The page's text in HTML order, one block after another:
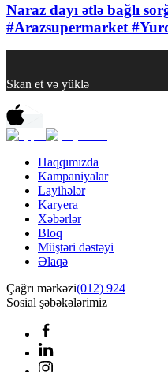
Naraz dayı ətlə bağlı
#Arazsupermarket
Skan et və yüklə
Haqqımızda
Kampaniyalar
Layihələr
Karyera
Xəbərlər
Bloq
Müştəri dəstəyi
Əlaqə
Çağrı mərkəzi(012) 924
Sosial şəbəkələrimiz